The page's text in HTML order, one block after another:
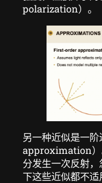
polarization）。
另一种近似是一
approximation）
分发生一次反射
下这些近似都不适